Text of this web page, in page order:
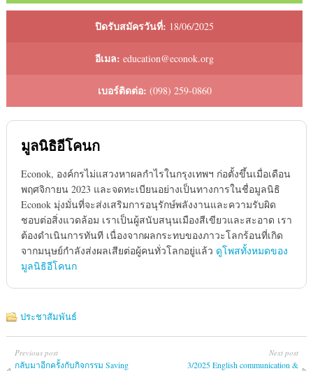
ปิดรับสมัครวันที่: 18/06/2025
อีเมล: education@econok.org
เบอร์ติดต่อ: (098) 259-0860
มูลนิธิอีโคนก
Econok, องค์กรไม่แสวงหาผลกําไรในกรุงเทพฯ ก่อตั้งขึ้นเมื่อเดือน
พฤศจิกายน 2023 และจดทะเบียนอย่างเป็นทางการในชื่อมูลนิธิ
Econok มุ่งมั่นที่จะส่งเสริมการอนุรักษ์พลังงานและความรับผิด
ชอบต่อสิ่งแวดล้อม เราเป็นผู้สนับสนุนเมืองสีเขียวและสะอาด เรา
ต้องดําเนินการทันที เนื่องจากผลกระทบของภาวะโลกร้อนที่เกิด
จากมนุษย์กําลังส่งผลเสียต่อผู้คนทั่วโลกอยู่แล้ว ดูโพสทั้งหมดของ
มูลนิธิอีโคนก
ประชาสัมพันธ์
Previous post
กลับมาอีกครั้งกับกิจกรรม Saving
Next post
3/2025 English communication &